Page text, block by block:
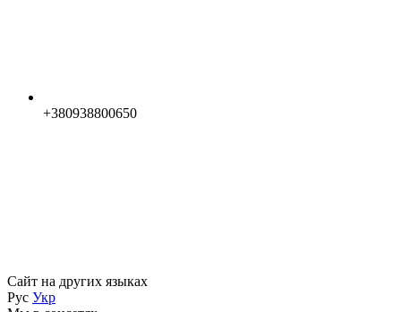
+380938800650
Сайт на других языках
Рус Укр